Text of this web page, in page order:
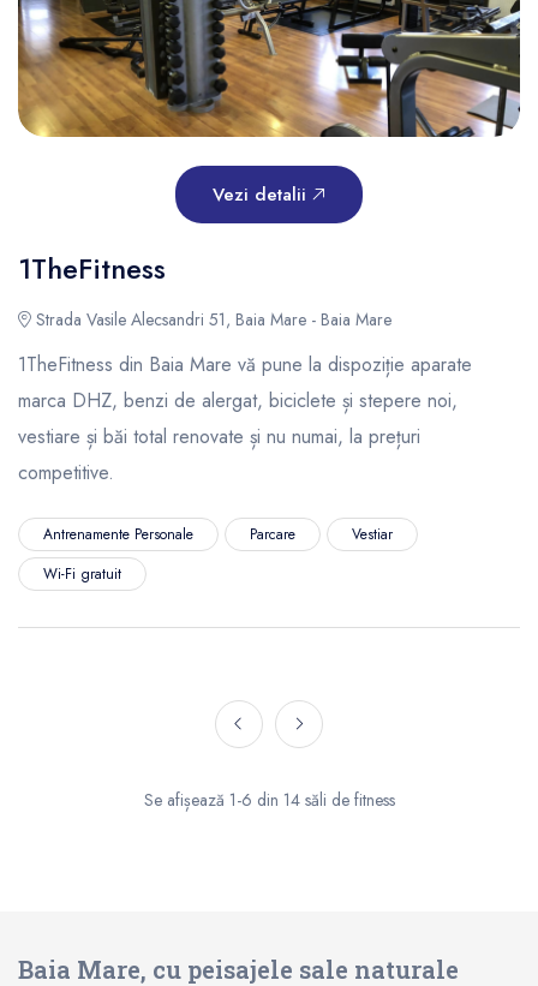
Vezi detalii
1TheFitness
Strada Vasile Alecsandri 51, Baia Mare - Baia Mare
1TheFitness din Baia Mare vă pune la dispoziție aparate
marca DHZ, benzi de alergat, biciclete și stepere noi,
vestiare și băi total renovate și nu numai, la prețuri
competitive.
Antrenamente Personale Parcare
Vestiar
Wi-Fi gratuit
Se afișează 1-6 din 14 săli de fitness
Baia Mare, cu peisajele sale naturale